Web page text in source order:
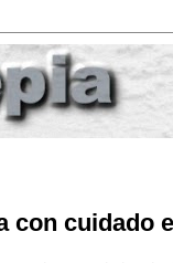
con cuidado